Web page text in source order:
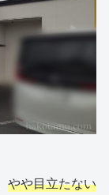
やや目立たない